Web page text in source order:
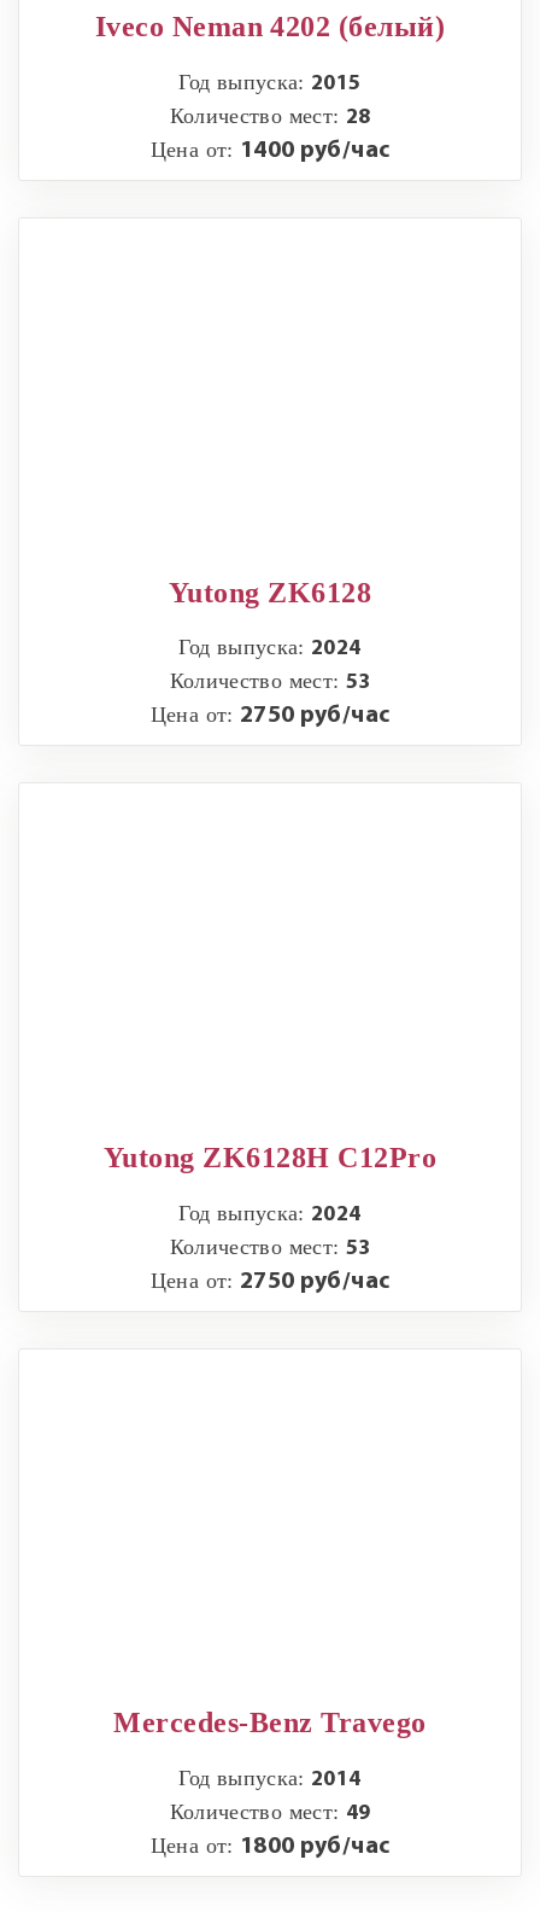
Iveco Neman 4202 (белый)
Год выпуска: 2015
Количество мест: 28
Цена от: 1400 руб/час
Yutong ZK6128
Год выпуска: 2024
Количество мест: 53
Цена от: 2750 руб/час
Yutong ZK6128H C12Pro
Год выпуска: 2024
Количество мест: 53
Цена от: 2750 руб/час
Mercedes-Benz Travego
Год выпуска: 2014
Количество мест: 49
Цена от: 1800 руб/час